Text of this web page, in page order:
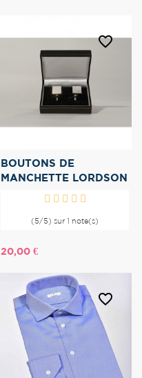
BOUTONS DE
MANCHETTE LORDSON
favorite_border
(5/5) sur 1 note(s)
Prix
20,00 €
favorite_border